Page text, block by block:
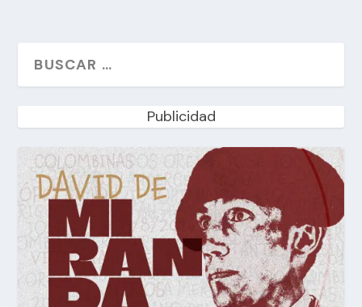
Publicidad